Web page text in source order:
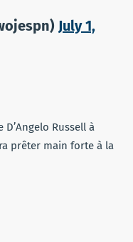
July 1,
Russell à
prêter main forte à la